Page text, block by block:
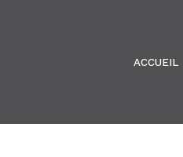
ACCUEIL